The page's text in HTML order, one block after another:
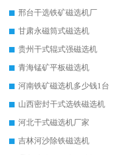
邢台干选铁矿磁选机厂
甘肃永磁筒式磁选机
贵州干式辊式强磁选机
青海锰矿平板磁选机
河南铁矿磁选机多少钱1台
山西密封干式选铁磁选机
河北干式磁选机厂家
吉林河沙除铁磁选机